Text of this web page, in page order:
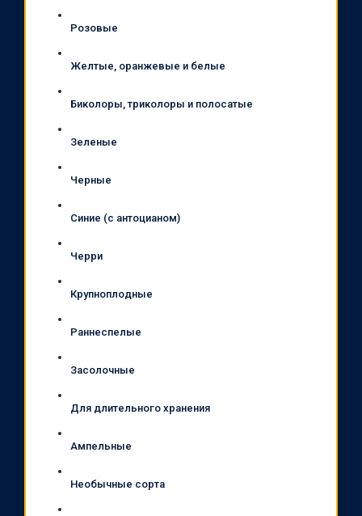
Розовые
Желтые, оранжевые и белые
Биколоры, триколоры и полосатые
Зеленые
Черные
Синие (с антоцианом)
Черри
Крупноплодные
Раннеспелые
Засолочные
Для длительного хранения
Ампельные
Необычные сорта